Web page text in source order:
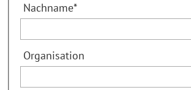
Nachname*
Organisation